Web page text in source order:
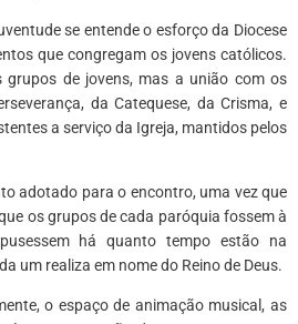
se entende o esforço da Diocese
que congregam os jovens católicos.
grupos de jovens, mas a união com os
da Catequese, da Crisma, e
a serviço da Igreja, mantidos pelos
adotado para o encontro, uma vez que
os grupos de cada paróquia fossem à
há quanto tempo estão na
um realiza em nome do Reino de Deus.
o espaço de animação musical, as